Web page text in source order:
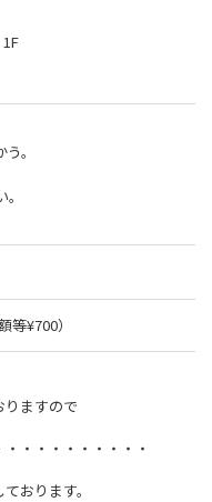
。
等¥700）
りますので
・・・・・・・・・
おります。